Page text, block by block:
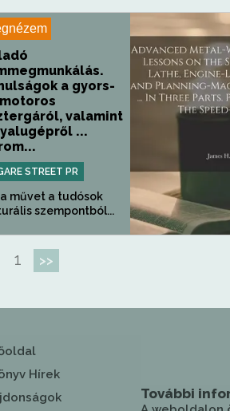
a gyors-
valamint
...
STREET PR
a művet a tudósok
szempontból...
1 >>
Hírek
További